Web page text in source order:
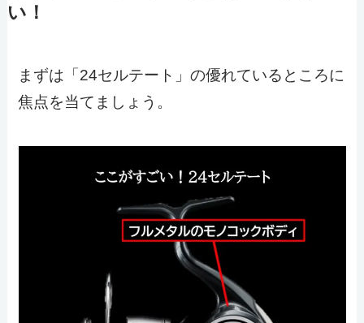
い！
まずは「24セルテート」の優れているところに
焦点を当てましょう。